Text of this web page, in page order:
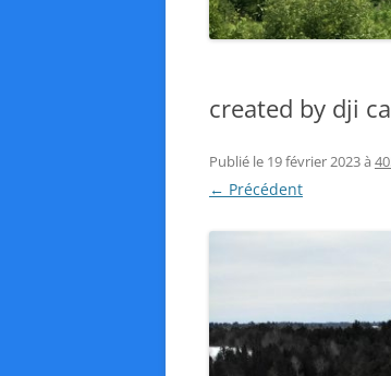
created by dji
Publié le 19 février 2023à
← Précédent